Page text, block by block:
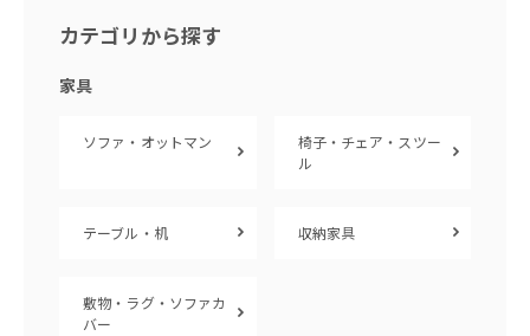
カテゴリから探す
家具
ソファ・オットマン
椅子・チェア・スツー
ル
テーブル・机 収納家具
敷物・ラグ・ソファカ
バー